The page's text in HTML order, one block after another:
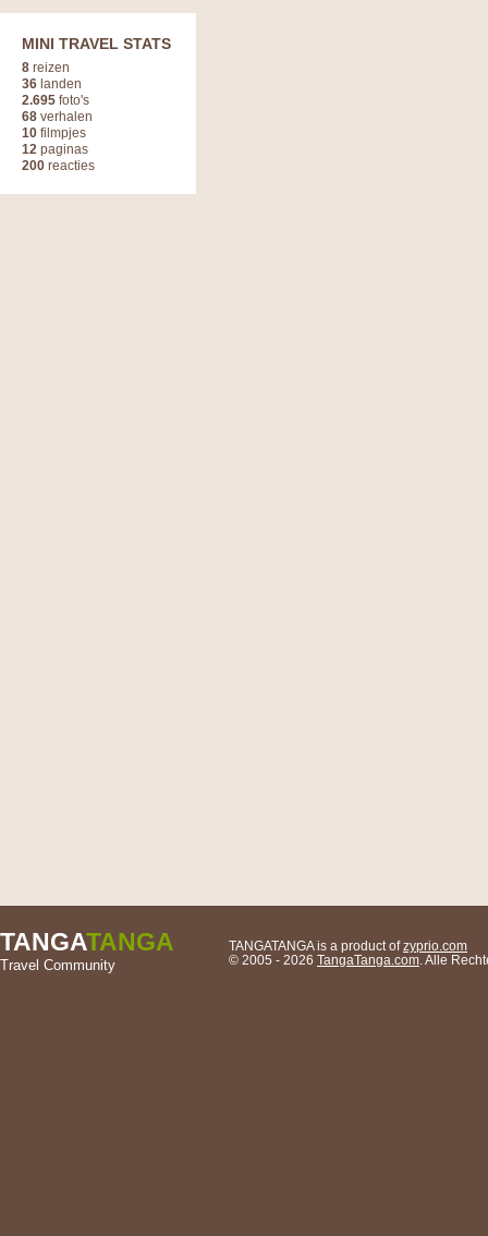
MINI TRAVEL STATS
8 reizen
36 landen
2.695 foto's
68 verhalen
10 filmpjes
12 paginas
200 reacties
TANGATANGA
Travel Community
TANGATANGA is a product ofzyprio.com
© 2005 - 2026 TangaTanga.com . Alle